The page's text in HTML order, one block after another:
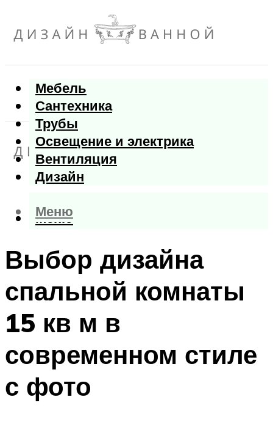
Мебель
Сантехника
Трубы
Освещение и электрика
Вентиляция
Дизайн
Меню
Меню
Выбор дизайна
спальной комнаты
15 кв м в
современном стиле
с фото